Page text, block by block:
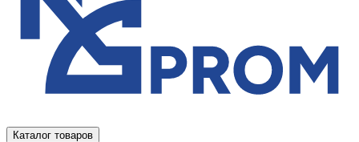
Каталог товаров